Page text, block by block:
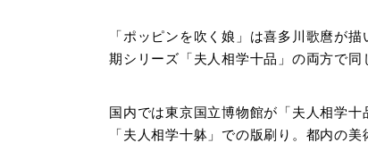
「ポッピンを吹く娘」は喜多川歌麿が
期シリーズ「夫人相学十品」の両方で同
国内では東京国立博物館が「夫人相学
「夫人相学十躰」での版刷り。都内の